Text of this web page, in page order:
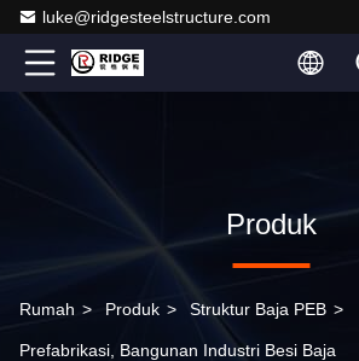
luke@ridgesteelstructure.com
Produk
Rumah > Produk > Struktur Baja PEB >
Prefabrikasi, Bangunan Industri Besi Baja